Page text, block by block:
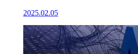
2025.02.05